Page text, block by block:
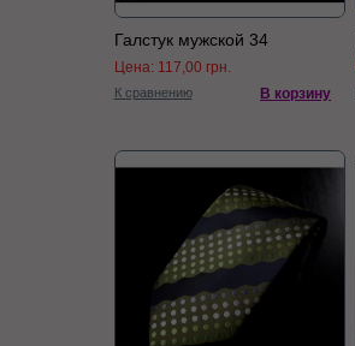
Галстук мужской 34
Цена: 117,00 грн.
К сравнению В корзину